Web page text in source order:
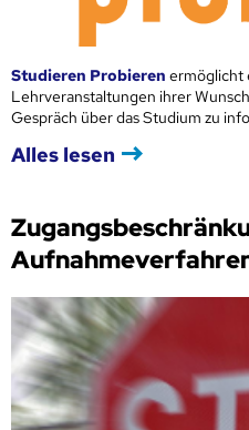
Studieren Probieren ermöglicht
Lehrveranstaltungen ihrer
Gespräch über das Studium zu
Alles lesen